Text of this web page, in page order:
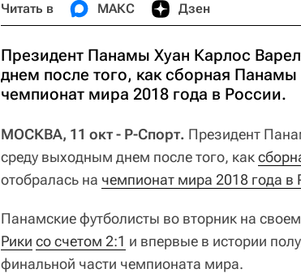
Читать в МАКС Дзен
Президент Панамы Хуан Карлос
днем после того, как сборная
чемпионат мира 2018 года в России.
МОСКВА, 11 окт - Р-Спорт. Президент
среду выходным днем после того, как
отобралась на чемпионат мира 2018 года в
Панамские футболисты во вторник на
Рики со счетом 2:1 и впервые в истории
финальной части чемпионата мира.